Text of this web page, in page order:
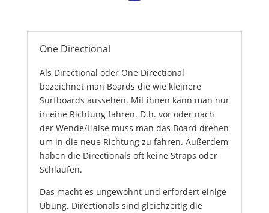
One Directional
Als Directional oder One Directional
bezeichnet man Boards die wie kleinere
Surfboards aussehen. Mit ihnen kann man nur
in eine Richtung fahren. D.h. vor oder nach
der Wende/Halse muss man das Board drehen
um in die neue Richtung zu fahren. Außerdem
haben die Directionals oft keine Straps oder
Schlaufen.
Das macht es ungewohnt und erfordert einige
Übung. Directionals sind gleichzeitig die